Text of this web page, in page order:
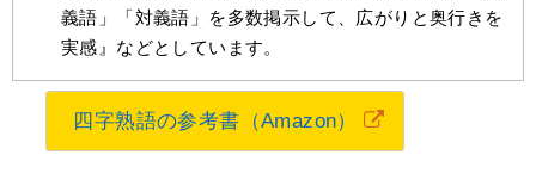
義語」「対義語」を多数掲示して、広がりと奥行きを
実感』などとしています。
四字熟語の参考書（Amazon）